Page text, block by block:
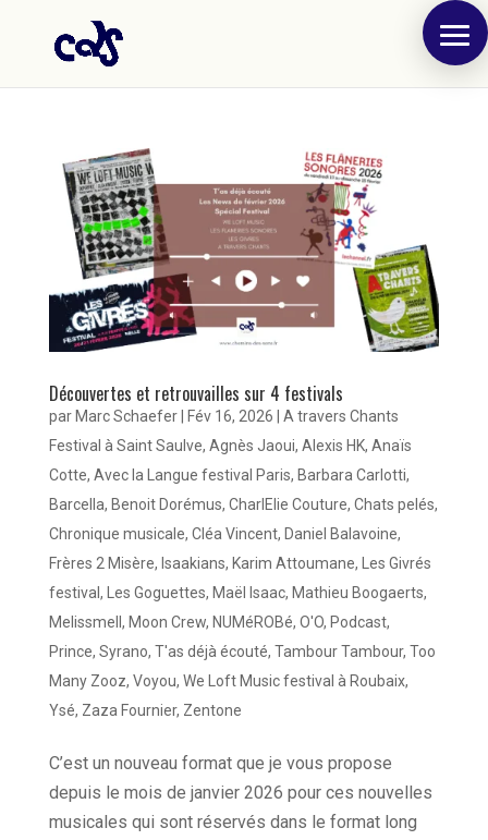
Découvertes et retrouvailles sur 4 festivals
par Marc Schaefer| Fév 16, 2026
A travers Chants
Festival à Saint Saulve, Agnès Jaoui, Alexis HK, Anaïs
Cotte, Avec la Langue festival Paris, Barbara Carlotti,
Barcella, Benoit Dorémus, CharlElie Couture, Chats pelés,
Chronique musicale, Cléa Vincent, Daniel Balavoine,
Frères 2 Misère, Isaakians, Karim Attoumane, Les Givrés
festival, Les Goguettes, Maël Isaac, Mathieu Boogaerts,
Melissmell , Moon Crew, NUMéROBé, O'O, Podcast,
Prince, Syrano, T'as déjà écouté, Tambour Tambour, Too
Many Zooz, Voyou, We Loft Music festival à Roubaix,
Ysé, Zaza Fournier, Zentone
C’est un nouveau format que je vous propose
depuis le mois de janvier 2026 pour ces nouvelles
musicales qui sont réservés dans le format long